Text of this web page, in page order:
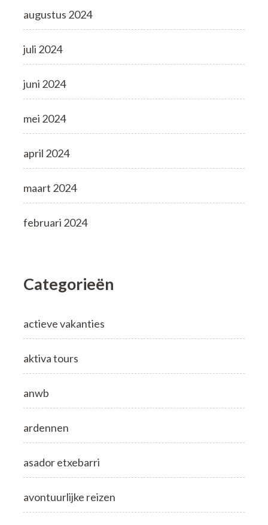
augustus 2024
juli 2024
juni 2024
mei 2024
april 2024
maart 2024
februari 2024
Categorieën
actieve vakanties
aktiva tours
anwb
ardennen
asador etxebarri
avontuurlijke reizen